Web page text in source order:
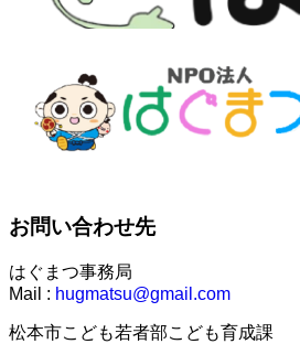
お問い合わせ先
はぐまつ事務局
Mail : hugmatsu@gmail.com
松本市こども若者部こども育成課